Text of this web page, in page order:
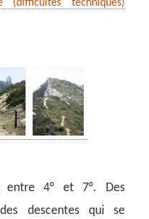
(difficultés techniques)
entre 4° et 7°. Des
descentes qui se